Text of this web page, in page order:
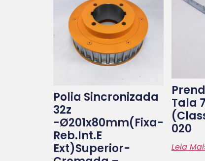
Polia Sincronizada
32z
-ø201x80mm(fixa-
Reb.int.e
Ext)superior-
Tala
020
Leia